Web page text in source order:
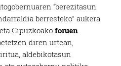
“berezitasun
berresteko” aukera
Gipuzkoakoforuen
diren urtean,
aldebikotasun